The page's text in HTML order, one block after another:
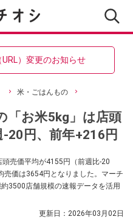
）変更のお知らせ
米・ごはんもの
「お米5kg」は店頭
20円、前年+216円
売価平均が4155円（前週比-20
売価は3654円となりました。マーチ
3500店舗規模の速報データを活用
更新日： 2026年03月02日